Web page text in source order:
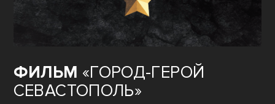
ФИЛЬМ «ГОРОД-ГЕРОЙ
СЕВАСТОПОЛЬ»